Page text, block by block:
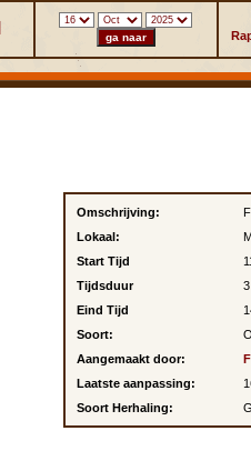
Omschrijving:
Lokaal:
Start Tijd
Tijdsduur
Eind Tijd
Soort:
Aangemaakt door:
Laatste aanpassing:
Soort Herhaling: